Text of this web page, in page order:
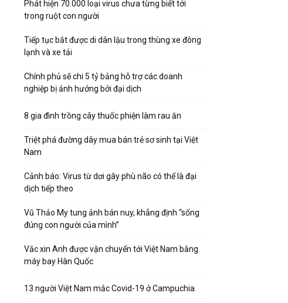
Phát hiện 70.000 loại virus chưa từng biết tới
trong ruột con người
Tiếp tục bắt được di dân lậu trong thùng xe đông
lạnh và xe tải
Chính phủ sẽ chi 5 tỷ bảng hỗ trợ các doanh
nghiệp bị ảnh hưởng bởi đại dịch
8 gia đình trồng cây thuốc phiện làm rau ăn
Triệt phá đường dây mua bán trẻ sơ sinh tại Việt
Nam
Cảnh báo: Virus từ dơi gây phù não có thể là đại
dịch tiếp theo
Vũ Thảo My tung ảnh bán nuy, khẳng định “sống
đúng con người của mình”
Vắc xin Anh được vận chuyển tới Việt Nam bằng
máy bay Hàn Quốc
13 người Việt Nam mắc Covid-19 ở Campuchia